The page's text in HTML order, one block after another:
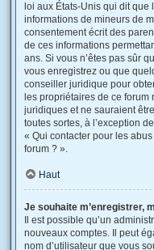
loi aux États-Unis qui dit
informations de mineurs de
consentement écrit des
de ces informations
ans. Si vous n’êtes pas sûr
vous enregistrez ou que
conseiller juridique pour
les propriétaires de ce
juridiques et ne sauraient
toutes sortes, à l’exception
« Qui contacter pour les
forum ? ».
Haut
Je souhaite m’enregistrer,
Il est possible qu’un
nouveaux comptes. Il peut
nom d’utilisateur que vous